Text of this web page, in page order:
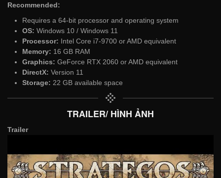
Recommended:
Requires a 64-bit processor and operating system
OS: Windows 10 / Windows 11
Processor: Intel Core i7-9700 or AMD equivalent
Memory: 16 GB RAM
Graphics: GeForce RTX 2060 or AMD equivalent
DirectX: Version 11
Storage: 22 GB available space
TRAILER/ HÌNH ẢNH
Trailer